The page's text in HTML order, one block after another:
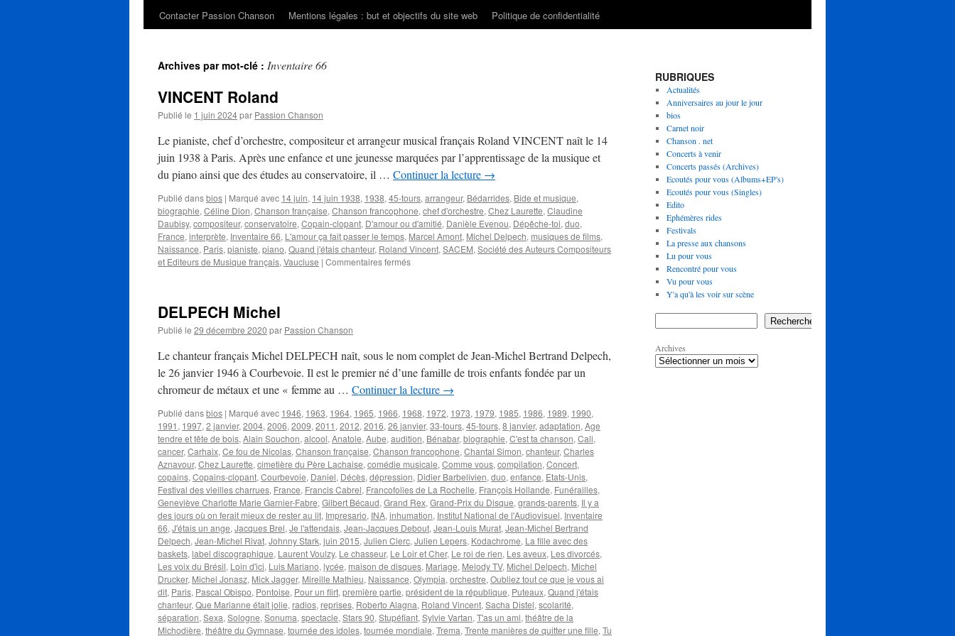
Contacter Passion Chanson
Mentions légales : but et objectifs du site web Politique de confidentialité
Archives par mot-clé : Inventaire 66
VINCENT Roland
Publié le 1 juin 2024par Passion Chanson
Le pianiste, chef d’orchestre, compositeur et arrangeur musical français Roland VINCENT naît le 14
juin 1938 à Paris. Après une enfance et une jeunesse marquées par l’apprentissage de la musique et
du piano ainsi que des études au conservatoire, il … Continuer la lecture →
Publié dansbios | Marqué avec 14 juin, 14 juin 1938, 1938, 45-tours, arrangeur, Bédarrides, Bide et musique,
biographie, Céline Dion, Chanson française, Chanson francophone, chef d'orchestre, Chez Laurette, Claudine
Daubisy, compositeur, conservatoire, Copain-clopant, D'amour ou d'amitié, Danièle Evenou, Dépêche-toi, duo,
France, interprète, Inventaire 66, L'amour ça fait passer le temps, Marcel Amont, Michel Delpech, musiques de films,
Naissance, Paris, pianiste, piano, Quand j'étais chanteur, Roland Vincent, SACEM, Société des Auteurs Compositeurs
et Editeurs de Musique français, Vaucluse | Commentaires ferméssur
DELPECH Michel
Publié le 29 décembre 2020 par Passion Chanson
Le chanteur français Michel DELPECH naît, sous le nom complet de Jean-Michel Bertrand Delpech,
le 26 janvier 1946 à Courbevoie. Il est le premier né d’une famille de trois enfants fondée par un
chromeur de métaux et une « femme au … Continuer la lecture →
Publié dansbios | Marqué avec 1946, 1963, 1964, 1965, 1966, 1968, 1972, 1973, 1979, 1985, 1986, 1989, 1990,
1991 , 1997, 2 janvier, 2004, 2006, 2009, 2011 , 2012, 2016, 26 janvier, 33-tours, 45-tours, 8 janvier, adaptation, Age
tendre et tête de bois, Alain Souchon, alcool, Anatole, Aube, audition, Bénabar, biographie, C'est ta chanson, Cali,
cancer, Carhaix, Ce fou de Nicolas, Chanson française, Chanson francophone, Chantal Simon, chanteur, Charles
Aznavour, Chez Laurette, cimetière du Père Lachaise, comédie musicale, Comme vous, compilation, Concert,
copains, Copains-clopant, Courbevoie, Daniel, Décès, dépression, Didier Barbelivien, duo, enfance, Etats-Unis,
Festival des vieilles charrues, France, Francis Cabrel, Francofolies de La Rochelle, François Hollande, Funérailles,
Geneviève Charlotte Marie Garnier-Fabre, Gilbert Bécaud, Grand Rex, Grand-Prix du Disque, grands-parents, Il y a
des jours où on ferait mieux de rester au lit, Impresario, INA, inhumation, Institut National de l'Audiovisuel, Inventaire
66, J'étais un ange, Jacques Brel, Je l'attendais, Jean-Jacques Debout, Jean-Louis Murat, Jean-Michel Bertrand
Delpech, Jean-Michel Rivat, Johnny Stark, juin 2015, Julien Clerc, Julien Lepers, Kodachrome, La fille avec des
baskets, label discographique, Laurent Voulzy, Le chasseur, Le Loir et Cher, Le roi de rien, Les aveux, Les divorcés,
Les voix du Brésil, Loin d'ici, Luis Mariano, lycée, maison de disques, Mariage, Melody TV, Michel Delpech, Michel
Drucker, Michel Jonasz, Mick Jagger, Mireille Mathieu, Naissance, Olympia, orchestre, Oubliez tout ce que je vous ai
dit, Paris, Pascal Obispo, Pontoise, Pour un flirt, première partie, président de la république, Puteaux, Quand j'étais
chanteur, Que Marianne était jolie, radios, reprises, Roberto Alagna, Roland Vincent, Sacha Distel, scolarité,
séparation, Sexa, Sologne, Sonuma, spectacle, Stars 90, Stupéfiant, Sylvie Vartan, T'as un ami, théâtre de la
Michodière, théâtre du Gymnase, tournée des idoles, tournée mondiale, Trema, Trente manières de quitter une fille, Tu
RUBRIQUES
Actualités
Anniversaires au jour le jour
bios
Carnet noir
Chanson . net
Concerts à venir
Concerts passés (Archives)
Ecoutés pour vous (Albums+EP's)
Ecoutés pour vous (Singles)
Edito
Ephémères rides
Festivals
La presse aux chansons
Lu pour vous
Rencontré pour vous
Vu pour vous
Y'a qu'à les voir sur scène
Rechercher
Archives